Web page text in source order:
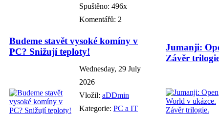
Spuštěno: 496x
Komentářů: 2
Budeme stavět vysoké komíny v
PC? Snižují teploty!
Wednesday, 29 July
2026
Vložil: aDDmin
Kategorie: PC a IT
Jumanji:
Závěr